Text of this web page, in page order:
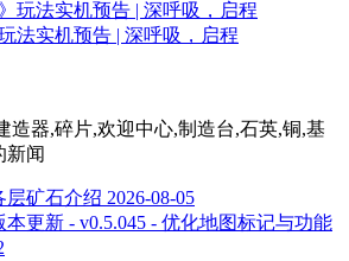
法实机预告 | 深呼吸，启程
造器,碎片,欢迎中心,制造台,石英,铜,基
新闻
层矿石介绍 2026-08-05
本更新 - v0.5.045 - 优化地图标记与功能